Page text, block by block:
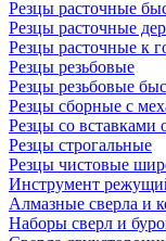
Резцы расточные
Резцы расточные
Резцы расточные к
Резцы резьбовые
Резцы резьбовые
Резцы сборные с
Резцы со
Резцы строгальные
Резцы чистовые
Инструмент
Алмазные сверла и
Наборы сверл и